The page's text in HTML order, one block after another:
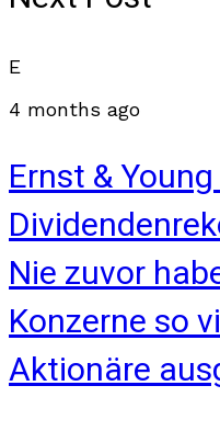
E
4 months ago
Ernst & Young
Nie zuvor
Konzerne so
Aktionäre